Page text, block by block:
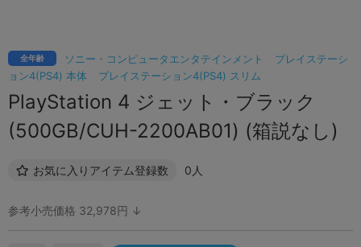
ソニー・コンピュータエンタテインメント
プレイステーシ
ョン4(PS4) 本体
プレイステーション4(PS4) スリム
全年齢
PlayStation 4 ジェット・ブラック
(500GB/CUH-2200AB01) (箱説なし)
お気に入りアイテム登録数 0人
参考小売価格 32,978円 ↓